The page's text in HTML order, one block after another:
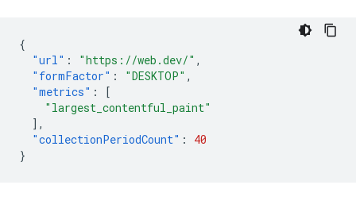
{
"url" : "https://web.dev/" ,
"formFactor" : "DESKTOP" ,
"metrics" :
[
"largest_contentful_paint"
],
"collectionPeriodCount" :
40
}